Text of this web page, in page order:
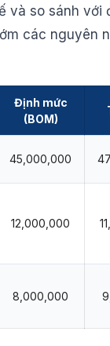
và so sánh với
các nguyên
Định mức
(BOM)
45,000,000
12,000,000
8,000,000